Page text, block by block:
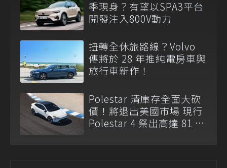
季現身？有望以SPA3平台
開發注入800V動力
扭轉全休旅路線？Volvo
傳將於 28 年推純電房車與
旅行車新作！
Polestar 清庫存全面大砍
價！將退出美國市場 現行
Polestar 4 祭出高達 81 萬